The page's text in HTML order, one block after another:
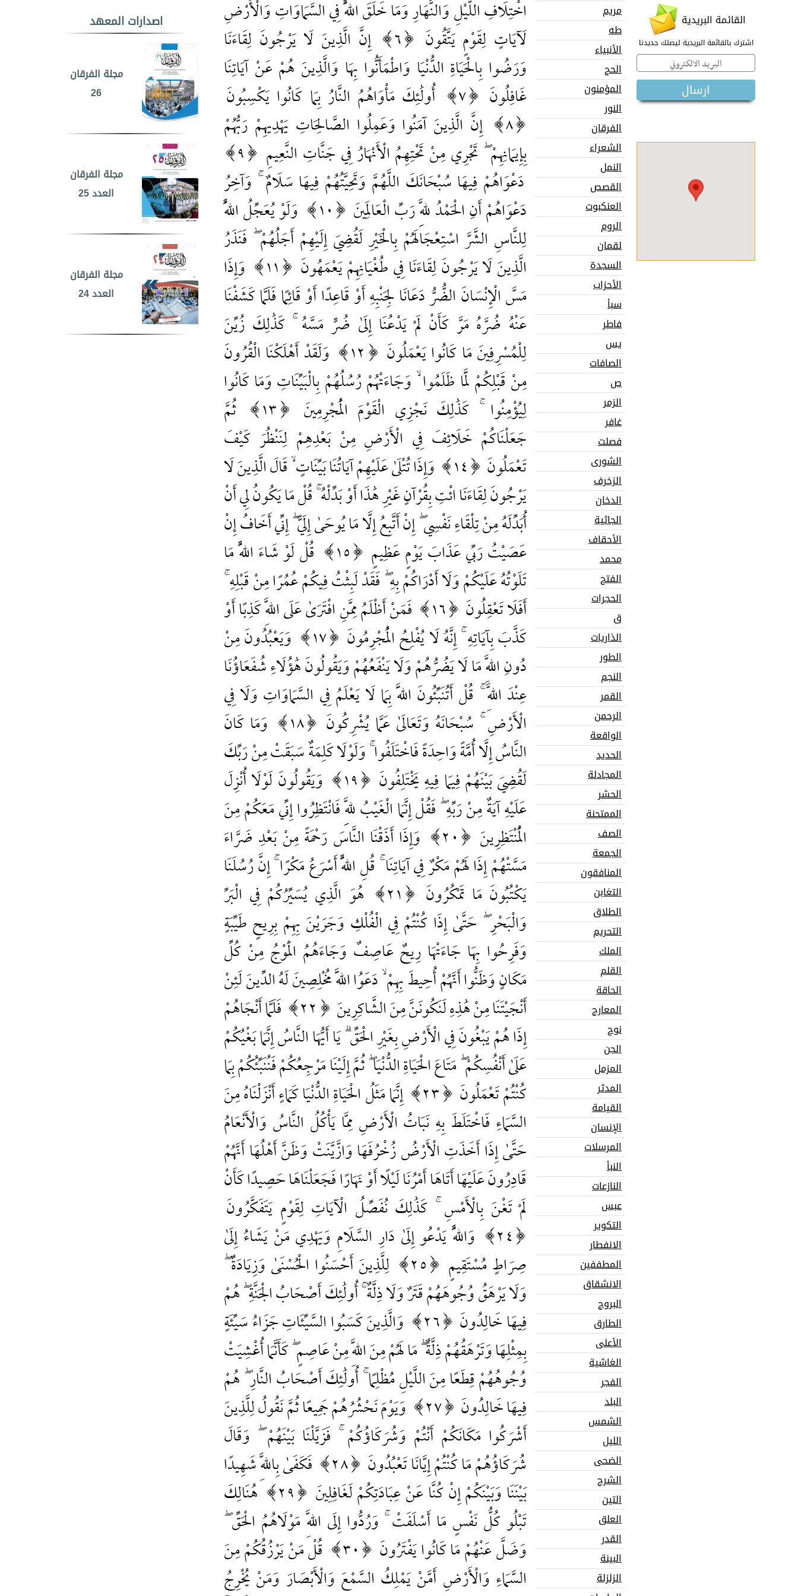
القائمة البريدية
اشترك بالقائمة البريدية ليصلك جديدنا
مريم
طه
الأنبياء
الحج
المؤمنون
النور
الفرقان
الشعراء
النمل
القصص
العنكبوت
الروم
لقمان
السجدة
الأحزاب
سبأ
فاطر
يس
الصافات
ص
الزمر
غافر
فصلت
الشورى
الزخرف
الدخان
الجاثية
الأحقاف
محمد
الفتح
الحجرات
ق
الذاريات
الطور
النجم
القمر
الرحمن
الواقعة
الحديد
المجادلة
الحشر
الممتحنة
الصف
الجمعة
المنافقون
التغابن
الطلاق
التحريم
الملك
القلم
الحاقة
المعارج
نوح
الجن
المزمل
المدثر
القيامة
الإنسان
المرسلات
النبأ
النازعات
عبس
التكوير
الانفطار
المطففين
الانشقاق
البروج
الطارق
الأعلى
الغاشية
الفجر
البلد
الشمس
الليل
الضحى
الشرح
التين
العلق
القدر
البينة
الزلزلة
اخْتِلَافِ اللَّيْلِ وَالنَّهَارِ وَمَا خَلَقَ اللَّهُ فِي السَّمَاوَاتِ وَالْأَرْضِ
لَآيَاتٍ لِقَوْمٍ يَتَّقُونَ
6
إِنَّ الَّذِينَ لَا يَرْجُونَ لِقَاءَنَا
وَرَضُوا بِالْحَيَاةِ الدُّنْيَا وَاطْمَأَنُّوا بِهَا وَالَّذِينَ هُمْ عَنْ آيَاتِنَا
غَافِلُونَ
7
أُولَٰئِكَ مَأْوَاهُمُ النَّارُ بِمَا كَانُوا يَكْسِبُونَ
8
إِنَّ الَّذِينَ آمَنُوا وَعَمِلُوا الصَّالِحَاتِ يَهْدِيهِمْ رَبُّهُمْ
بِإِيمَانِهِمْ ۖ تَجْرِي مِنْ تَحْتِهِمُ الْأَنْهَارُ فِي جَنَّاتِ النَّعِيمِ
9
دَعْوَاهُمْ فِيهَا سُبْحَانَكَ اللَّهُمَّ وَتَحِيَّتُهُمْ فِيهَا سَلَامٌ ۚ وَآخِرُ
دَعْوَاهُمْ أَنِ الْحَمْدُ لِلَّهِ رَبِّ الْعَالَمِينَ
10
وَلَوْ يُعَجِّلُ اللَّهُ
لِلنَّاسِ الشَّرَّ اسْتِعْجَالَهُمْ بِالْخَيْرِ لَقُضِيَ إِلَيْهِمْ أَجَلُهُمْ ۖ فَنَذَرُ
الَّذِينَ لَا يَرْجُونَ لِقَاءَنَا فِي طُغْيَانِهِمْ يَعْمَهُونَ
11
وَإِذَا
مَسَّ الْإِنْسَانَ الضُّرُّ دَعَانَا لِجَنْبِهِ أَوْ قَاعِدًا أَوْ قَائِمًا فَلَمَّا كَشَفْنَا
عَنْهُ ضُرَّهُ مَرَّ كَأَنْ لَمْ يَدْعُنَا إِلَىٰ ضُرٍّ مَسَّهُ ۚ كَذَٰلِكَ زُيِّنَ
لِلْمُسْرِفِينَ مَا كَانُوا يَعْمَلُونَ
12
وَلَقَدْ أَهْلَكْنَا الْقُرُونَ
مِنْ قَبْلِكُمْ لَمَّا ظَلَمُوا ۙ وَجَاءَتْهُمْ رُسُلُهُمْ بِالْبَيِّنَاتِ وَمَا كَانُوا
لِيُؤْمِنُوا ۚ كَذَٰلِكَ نَجْزِي الْقَوْمَ الْمُجْرِمِينَ
13
ثُمَّ
جَعَلْنَاكُمْ خَلَائِفَ فِي الْأَرْضِ مِنْ بَعْدِهِمْ لِنَنْظُرَ كَيْفَ
تَعْمَلُونَ
14
وَإِذَا تُتْلَىٰ عَلَيْهِمْ آيَاتُنَا بَيِّنَاتٍ ۙ قَالَ الَّذِينَ لَا
يَرْجُونَ لِقَاءَنَا ائْتِ بِقُرْآنٍ غَيْرِ هَٰذَا أَوْ بَدِّلْهُ ۚ قُلْ مَا يَكُونُ لِي أَنْ
أُبَدِّلَهُ مِنْ تِلْقَاءِ نَفْسِي ۖ إِنْ أَتَّبِعُ إِلَّا مَا يُوحَىٰ إِلَيَّ ۖ إِنِّي أَخَافُ إِنْ
عَصَيْتُ رَبِّي عَذَابَ يَوْمٍ عَظِيمٍ
15
قُلْ لَوْ شَاءَ اللَّهُ مَا
تَلَوْتُهُ عَلَيْكُمْ وَلَا أَدْرَاكُمْ بِهِ ۖ فَقَدْ لَبِثْتُ فِيكُمْ عُمُرًا مِنْ قَبْلِهِ ۚ
أَفَلَا تَعْقِلُونَ
16
فَمَنْ أَظْلَمُ مِمَّنِ افْتَرَىٰ عَلَى اللَّهِ كَذِبًا أَوْ
كَذَّبَ بِآيَاتِهِ ۚ إِنَّهُ لَا يُفْلِحُ الْمُجْرِمُونَ
17
وَيَعْبُدُونَ مِنْ
دُونِ اللَّهِ مَا لَا يَضُرُّهُمْ وَلَا يَنْفَعُهُمْ وَيَقُولُونَ هَٰؤُلَاءِ شُفَعَاؤُنَا
عِنْدَ اللَّهِ ۚ قُلْ أَتُنَبِّئُونَ اللَّهَ بِمَا لَا يَعْلَمُ فِي السَّمَاوَاتِ وَلَا فِي
الْأَرْضِ ۚ سُبْحَانَهُ وَتَعَالَىٰ عَمَّا يُشْرِكُونَ
18
وَمَا كَانَ
النَّاسُ إِلَّا أُمَّةً وَاحِدَةً فَاخْتَلَفُوا ۚ وَلَوْلَا كَلِمَةٌ سَبَقَتْ مِنْ رَبِّكَ
لَقُضِيَ بَيْنَهُمْ فِيمَا فِيهِ يَخْتَلِفُونَ
19
وَيَقُولُونَ لَوْلَا أُنْزِلَ
عَلَيْهِ آيَةٌ مِنْ رَبِّهِ ۖ فَقُلْ إِنَّمَا الْغَيْبُ لِلَّهِ فَانْتَظِرُوا إِنِّي مَعَكُمْ مِنَ
الْمُنْتَظِرِينَ
20
وَإِذَا أَذَقْنَا النَّاسَ رَحْمَةً مِنْ بَعْدِ ضَرَّاءَ
مَسَّتْهُمْ إِذَا لَهُمْ مَكْرٌ فِي آيَاتِنَا ۚ قُلِ اللَّهُ أَسْرَعُ مَكْرًا ۚ إِنَّ رُسُلَنَا
يَكْتُبُونَ مَا تَمْكُرُونَ
21
هُوَ الَّذِي يُسَيِّرُكُمْ فِي الْبَرِّ
وَالْبَحْرِ ۖ حَتَّىٰ إِذَا كُنْتُمْ فِي الْفُلْكِ وَجَرَيْنَ بِهِمْ بِرِيحٍ طَيِّبَةٍ
وَفَرِحُوا بِهَا جَاءَتْهَا رِيحٌ عَاصِفٌ وَجَاءَهُمُ الْمَوْجُ مِنْ كُلِّ
مَكَانٍ وَظَنُّوا أَنَّهُمْ أُحِيطَ بِهِمْ ۙ دَعَوُا اللَّهَ مُخْلِصِينَ لَهُ الدِّينَ لَئِنْ
أَنْجَيْتَنَا مِنْ هَٰذِهِ لَنَكُونَنَّ مِنَ الشَّاكِرِينَ
22
فَلَمَّا أَنْجَاهُمْ
إِذَا هُمْ يَبْغُونَ فِي الْأَرْضِ بِغَيْرِ الْحَقِّ ۗ يَا أَيُّهَا النَّاسُ إِنَّمَا بَغْيُكُمْ
عَلَىٰ أَنْفُسِكُمْ ۖ مَتَاعَ الْحَيَاةِ الدُّنْيَا ۖ ثُمَّ إِلَيْنَا مَرْجِعُكُمْ فَنُنَبِّئُكُمْ بِمَا
كُنْتُمْ تَعْمَلُونَ
23
إِنَّمَا مَثَلُ الْحَيَاةِ الدُّنْيَا كَمَاءٍ أَنْزَلْنَاهُ مِنَ
السَّمَاءِ فَاخْتَلَطَ بِهِ نَبَاتُ الْأَرْضِ مِمَّا يَأْكُلُ النَّاسُ وَالْأَنْعَامُ
حَتَّىٰ إِذَا أَخَذَتِ الْأَرْضُ زُخْرُفَهَا وَازَّيَّنَتْ وَظَنَّ أَهْلُهَا أَنَّهُمْ
قَادِرُونَ عَلَيْهَا أَتَاهَا أَمْرُنَا لَيْلًا أَوْ نَهَارًا فَجَعَلْنَاهَا حَصِيدًا كَأَنْ
لَمْ تَغْنَ بِالْأَمْسِ ۚ كَذَٰلِكَ نُفَصِّلُ الْآيَاتِ لِقَوْمٍ يَتَفَكَّرُونَ
24
وَاللَّهُ يَدْعُو إِلَىٰ دَارِ السَّلَامِ وَيَهْدِي مَنْ يَشَاءُ إِلَىٰ
صِرَاطٍ مُسْتَقِيمٍ
25
لِلَّذِينَ أَحْسَنُوا الْحُسْنَىٰ وَزِيَادَةٌ ۖ
وَلَا يَرْهَقُ وُجُوهَهُمْ قَتَرٌ وَلَا ذِلَّةٌ ۚ أُولَٰئِكَ أَصْحَابُ الْجَنَّةِ ۖ هُمْ
فِيهَا خَالِدُونَ
26
وَالَّذِينَ كَسَبُوا السَّيِّئَاتِ جَزَاءُ سَيِّئَةٍ
بِمِثْلِهَا وَتَرْهَقُهُمْ ذِلَّةٌ ۖ مَا لَهُمْ مِنَ اللَّهِ مِنْ عَاصِمٍ ۖ كَأَنَّمَا أُغْشِيَتْ
وُجُوهُهُمْ قِطَعًا مِنَ اللَّيْلِ مُظْلِمًا ۚ أُولَٰئِكَ أَصْحَابُ النَّارِ ۖ هُمْ
فِيهَا خَالِدُونَ
27
وَيَوْمَ نَحْشُرُهُمْ جَمِيعًا ثُمَّ نَقُولُ لِلَّذِينَ
أَشْرَكُوا مَكَانَكُمْ أَنْتُمْ وَشُرَكَاؤُكُمْ ۚ فَزَيَّلْنَا بَيْنَهُمْ ۖ وَقَالَ
شُرَكَاؤُهُمْ مَا كُنْتُمْ إِيَّانَا تَعْبُدُونَ
28
فَكَفَىٰ بِاللَّهِ شَهِيدًا
بَيْنَنَا وَبَيْنَكُمْ إِنْ كُنَّا عَنْ عِبَادَتِكُمْ لَغَافِلِينَ
29
هُنَالِكَ
تَبْلُو كُلُّ نَفْسٍ مَا أَسْلَفَتْ ۚ وَرُدُّوا إِلَى اللَّهِ مَوْلَاهُمُ الْحَقِّ ۖ
وَضَلَّ عَنْهُمْ مَا كَانُوا يَفْتَرُونَ
30
قُلْ مَنْ يَرْزُقُكُمْ مِنَ
السَّمَاءِ وَالْأَرْضِ أَمَّنْ يَمْلِكُ السَّمْعَ وَالْأَبْصَارَ وَمَنْ يُخْرِجُ
اصدارات المعهد
مجلة الفرقان
26
مجلة الفرقان
العدد 25
مجلة الفرقان
العدد 24